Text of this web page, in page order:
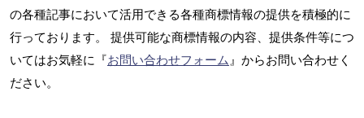
の各種記事において活用できる各種商標情報の提供を積極的に
行っております。 提供可能な商標情報の内容、提供条件等につ
いてはお気軽に『お問い合わせフォーム』からお問い合わせく
ださい。